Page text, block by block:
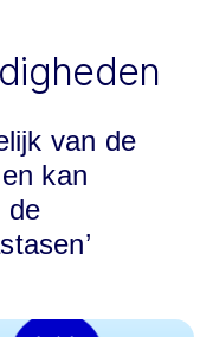
van de
kan
de